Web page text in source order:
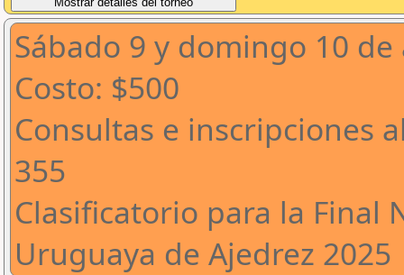
Sábado 9 y domingo 10
Costo: $500
Consultas e inscripciones
355
Clasificatorio para la Final
Uruguaya de Ajedrez 2025